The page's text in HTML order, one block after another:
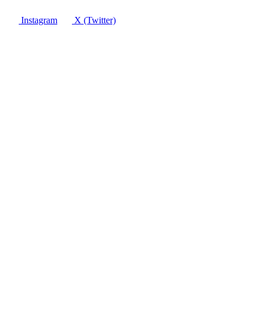
Instagram X (Twitter)